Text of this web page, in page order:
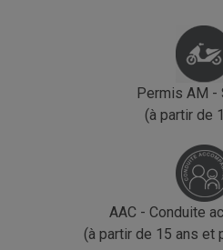
Permis AM -
(à partir de
AAC - Conduite
(à partir de 15 ans et